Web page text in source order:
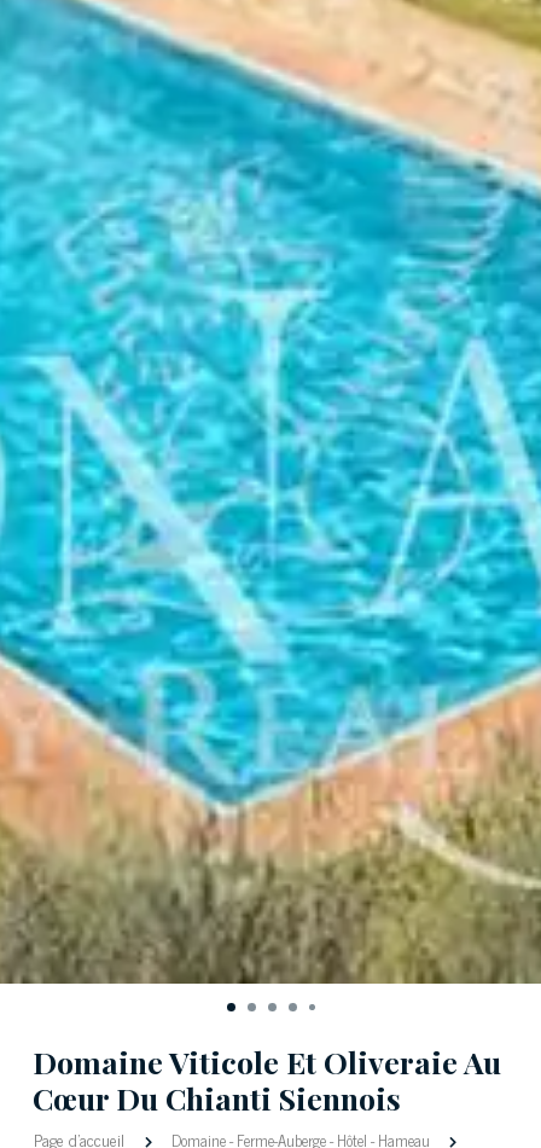
Domaine Viticole Et Oliveraie Au
Cœur Du Chianti Siennois
Page d'accueil Domaine-Ferme-Auberge-Hôtel-Hameau